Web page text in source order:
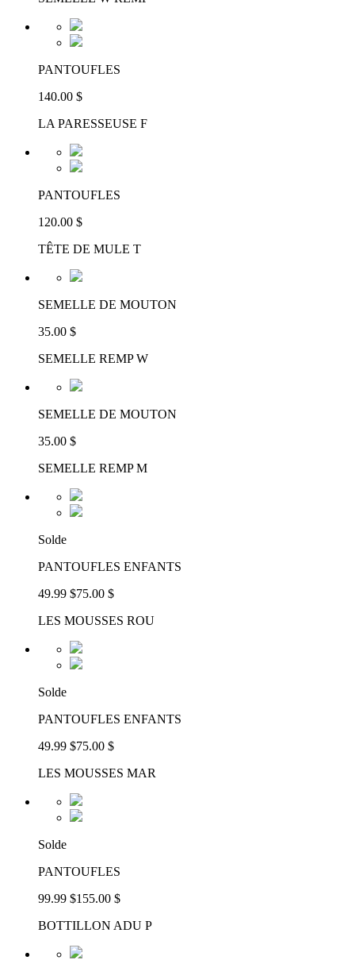
PANTOUFLES
140.00 $
LA PARESSEUSE F
PANTOUFLES
120.00 $
TÊTE DE MULE T
SEMELLE DE MOUTON
35.00 $
SEMELLE REMP W
SEMELLE DE MOUTON
35.00 $
SEMELLE REMP M
Solde
PANTOUFLES ENFANTS
49.99 $75.00 $
LES MOUSSES ROU
Solde
PANTOUFLES ENFANTS
49.99 $75.00 $
LES MOUSSES MAR
Solde
PANTOUFLES
99.99 $155.00 $
BOTTILLON ADU P